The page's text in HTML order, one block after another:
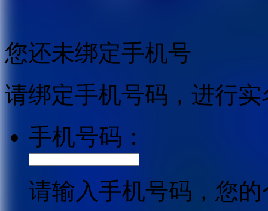
您还未绑定手机号
请绑定手机号码，进行
手机号码：
请输入手机号码，您